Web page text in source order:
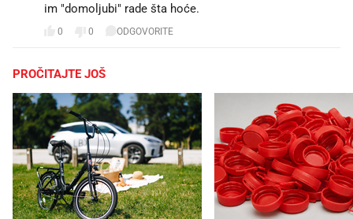
im "domoljubi" rade šta hoće.
0 0 ODGOVORITE
PROČITAJTE JOŠ